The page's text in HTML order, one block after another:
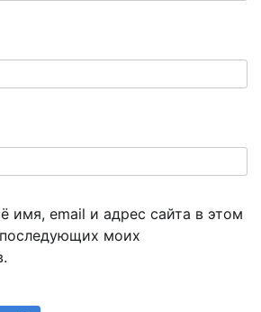
имя, email и адрес сайта в этом
моих